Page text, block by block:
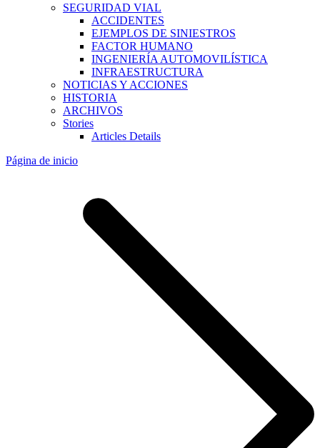
SEGURIDAD VIAL
ACCIDENTES
EJEMPLOS DE SINIESTROS
FACTOR HUMANO
INGENIERÍA AUTOMOVILÍSTICA
INFRAESTRUCTURA
NOTICIAS Y ACCIONES
HISTORIA
ARCHIVOS
Stories
Articles Details
Página de inicio